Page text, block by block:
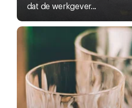
dat de werkgever...